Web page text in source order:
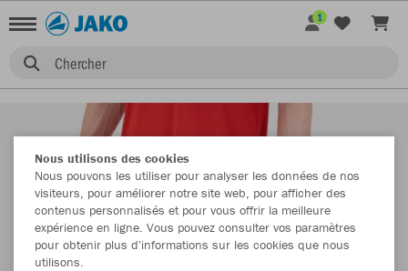
Chercher
1
Nous utilisons des cookies
Nous pouvons les utiliser pour analyser les données de nos
visiteurs, pour améliorer notre site web, pour afficher des
contenus personnalisés et pour vous offrir la meilleure
expérience en ligne. Vous pouvez consulter vos paramètres
pour obtenir plus d'informations sur les cookies que nous
utilisons.